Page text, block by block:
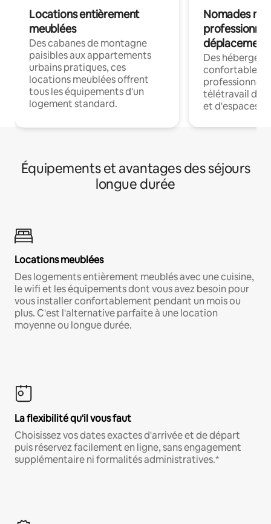
Locations entièrement
meublées
Des cabanes de montagne
paisibles aux appartements
urbains pratiques, ces
locations meublées offrent
tous les équipements d'un
logement standard.
Nomades
déplacement
Des
confortables
professionnels
télétravail
et d'espaces
Équipements et avantages des séjours
longue durée
Locations meublées
Des logements entièrement meublés avec une cuisine,
le wifi et les équipements dont vous avez besoin pour
vous installer confortablement pendant un mois ou
plus. C'est l'alternative parfaite à une location
moyenne ou longue durée.
La flexibilité qu'il vous faut
Choisissez vos dates exactes d'arrivée et de départ
puis réservez facilement en ligne, sans engagement
supplémentaire ni formalités administratives.*